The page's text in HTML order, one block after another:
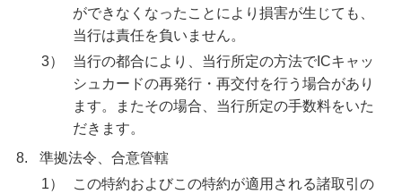
ができなくなったことにより損害が生じても、
当行は責任を負いません。
3）
当行の都合により、当行所定の方法でICキャッ
シュカードの再発行・再交付を行う場合があり
ます。またその場合、当行所定の手数料をいた
だきます。
8.
準拠法令、合意管轄
1）
この特約およびこの特約が適用される諸取引の